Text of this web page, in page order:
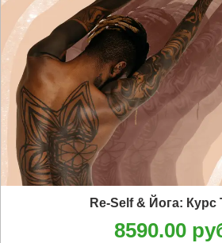
Re-Self & Йога: Курс
8590.00